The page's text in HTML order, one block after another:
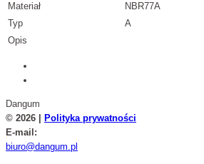
Materiał
NBR77A
Typ
A
Opis
Dangum
© 2026 |
Polityka prywatności
E-mail:
biuro@dangum.pl